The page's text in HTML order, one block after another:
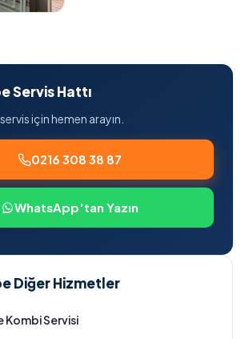
Servis Hattı
için hemen arayın.
0216 308 38 87
WhatsApp'tan Yazın
Diğer Hizmetler
Servisi